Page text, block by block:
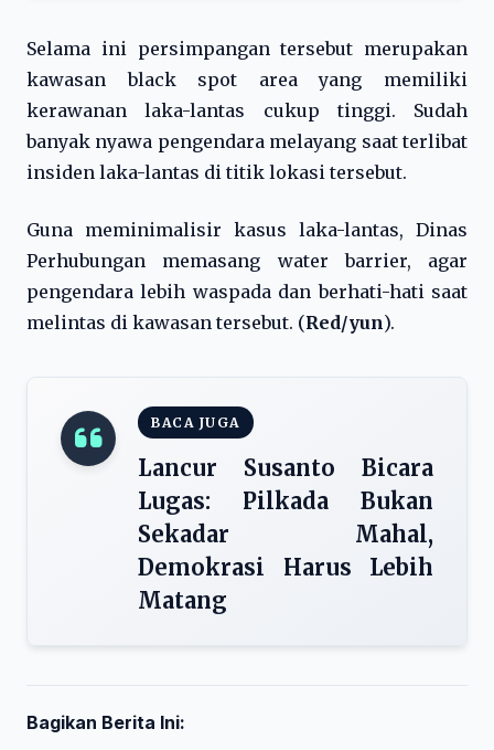
Selama ini persimpangan tersebut merupakan
kawasan black spot area yang memiliki
kerawanan laka-lantas cukup tinggi. Sudah
banyak nyawa pengendara melayang saat terlibat
insiden laka-lantas di titik lokasi tersebut.
Guna meminimalisir kasus laka-lantas, Dinas
Perhubungan memasang water barrier, agar
pengendara lebih waspada dan berhati-hati saat
melintas di kawasan tersebut. (Red/yun).
BACA JUGA
Lancur Susanto Bicara
Lugas: Pilkada Bukan
Sekadar Mahal,
Demokrasi Harus Lebih
Matang
Bagikan Berita Ini: